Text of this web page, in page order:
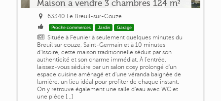
Maison a vendre 3 chambres 124 m²
63340 Le Breuil-sur-Couze
Proche commerces Jardin Garage
Située à Feunier à seulement quelques minutes du
Breuil sur couze, Saint-Germain et à 10 minutes
d'Issoire, cette maison traditionnelle séduit par son
authenticité et son charme immédiat. À l'entrée,
laissez-vous séduire par un salon cosy prolongé d'un
espace cuisine aménagé et d'une véranda baignée de
lumière, un lieu idéal pour profiter de chaque instant.
On y retrouve également une salle d'eau avec WC et
une pièce [...]